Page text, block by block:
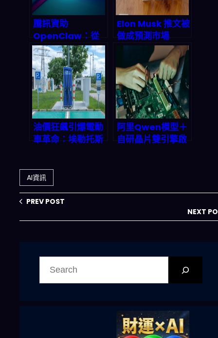
騰訊資助
OpenClaw：從
GitHub抄襲爭議
到中國AI狂熱轉
型，2027兆元市
場如何被重塑？
Elon Musk 推文被
做成預測市場
2026 爆賺 8 萬美
元：名人社交如何
變成兆美元級金融
賭局
油價狂飆引爆電動
車革命：埃勒托斯
阿里Qwen模型＋
自研晶片雙引擎啟
AI資訊
PREV POST
NEXT